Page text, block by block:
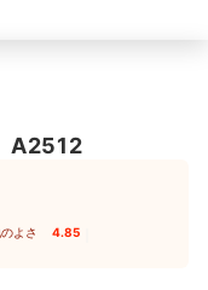
A2512
よさ 4.85